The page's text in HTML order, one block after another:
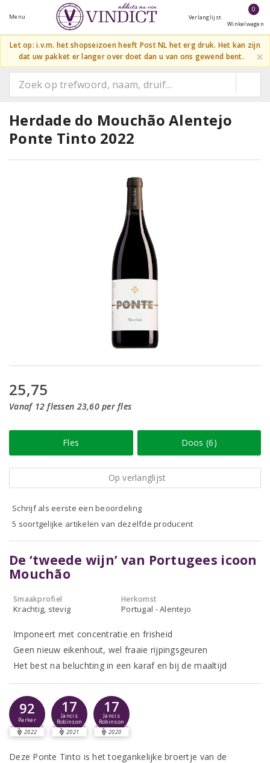
Menu Verlanglijst
0
Winkelwagen
Let op: i.v.m. het shopseizoen heeft Post NL het erg druk. Het kan zijn
dat uw pakket er langer over doet dan u van ons gewend bent.
×
Herdade do Mouchão Alentejo
Ponte Tinto 2022
25,75
Vanaf 12 flessen 23,60 per fles
Fles Doos (6)
Op verlanglijst
Schrijf als eerste een beoordeling
5 soortgelijke artikelen van dezelfde producent
De ‘tweede wijn’ van Portugees icoon
Mouchão
Smaakprofiel
Krachtig, stevig
Herkomst
Portugal - Alentejo
Imponeert met concentratie en frisheid
Geen nieuw eikenhout, wel fraaie rijpingsgeuren
Het best na beluchting in een karaf en bij de maaltijd
92
Parker
2022
17
Jancis
Robinson
2021
17
Jancis
Robinson
2020
Deze Ponte Tinto is het toegankelijke broertje van de